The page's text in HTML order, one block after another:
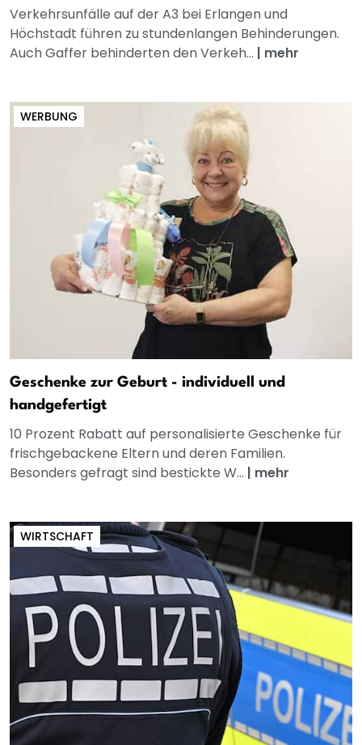
Verkehrsunfälle auf der A3 bei Erlangen und
Höchstadt führen zu stundenlangen Behinderungen.
Auch Gaffer behinderten den Verkeh... | mehr
WERBUNG
Geschenke zur Geburt - individuell und
handgefertigt
10 Prozent Rabatt auf personalisierte Geschenke für
frischgebackene Eltern und deren Familien.
Besonders gefragt sind bestickte W... | mehr
WIRTSCHAFT